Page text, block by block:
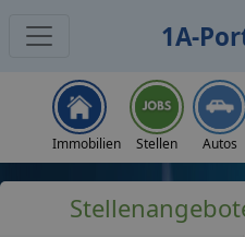
1A-
Immobilien Stellen Autos